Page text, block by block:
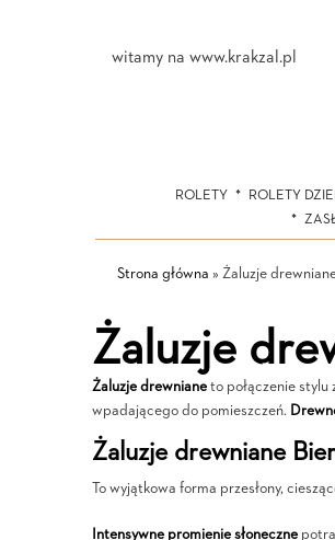
witamy na www.krakzal.pl
ROLETY ROLETY
Strona główna » Żaluzje
Żaluzje
Żaluzje drewniane to połączenie stylu
wpadającego do pomieszczeń.
Żaluzje drewniane
To wyjątkowa forma przesłony,
Intensywne promienie słoneczne